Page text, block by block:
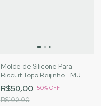
Molde de Silicone Para
Biscuit Topo Beijinho - MJ
Artesanatos |Cód. 3066
R$50,00-50%OFF
R$100,00